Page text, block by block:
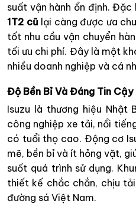
suất vận hành ổn định.
1T2 cũ lại càng được ưa
tốt nhu cầu vận chuyển
tối ưu chi phí. Đây là một
nhiều doanh nghiệp và cá
Độ Bền Bỉ Và Đáng Tin Cậy
Isuzu là thương hiệu Nhật
công nghiệp xe tải, nổi
có tuổi thọ cao. Động cơ
mẽ, bền bỉ và ít hỏng vặt,
suốt quá trình sử dụng.
thiết kế chắc chắn, chịu
đường sá Việt Nam.